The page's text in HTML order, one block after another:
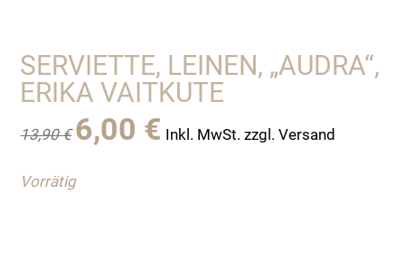
SERVIETTE, LEINEN, „AUDRA“,
ERIKA VAITKUTE
13,90€
Ursprünglicher
Preis
13,90 €
6,00 € Preis
Inkl. MwSt. zzgl. Versand
Vorrätig